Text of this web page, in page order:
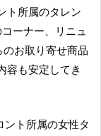
ト所属のタレン
ーナー、リニュ
のお取り寄せ商品
容も安定してき